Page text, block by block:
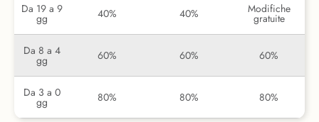
Da 19 a 9
gg 40% 40% Modifiche
gratuite
Da 8 a 4
gg 60% 60% 60%
Da 3 a 0
gg 80% 80% 80%